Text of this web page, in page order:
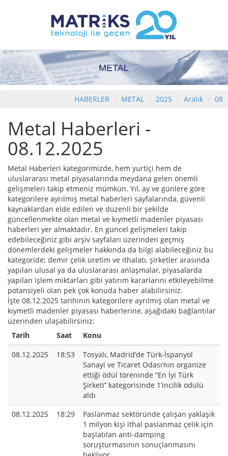
HABERLER METAL 2025 Aralık 08
Metal Haberleri -
08.12.2025
Metal Haberleri kategorimizde, hem yurtiçi hem de
uluslararası metal piyasalarında meydana gelen önemli
gelişmeleri takip etmeniz mümkün. Yıl, ay ve günlere göre
kategorilere ayrılmış metal haberleri sayfalarında, güvenli
kaynaklardan elde edilen ve düzenli bir şekilde
güncellenmekte olan metal ve kıymetli madenler piyasası
haberleri yer almaktadır. En güncel gelişmeleri takip
edebileceğiniz gibi arşiv sayfaları üzerinden geçmiş
dönemlerdeki gelişmeler hakkında da bilgi alabileceğiniz bu
kategoride; demir çelik üretim ve ithalatı, şirketler arasında
yapılan ulusal ya da uluslararası anlaşmalar, piyasalarda
yapılan işlem miktarları gibi yatırım kararlarını etkileyebilme
potansiyeli olan pek çok konuda haber alabilirsiniz.
İşte 08.12.2025 tarihinin kategorilere ayrılmış olan metal ve
kıymetli madenler piyasası haberlerine, aşağıdaki bağlantılar
üzerinden ulaşabilirsiniz:
Tarih
Saat
Konu
08.12.2025
18:53
Tosyalı, Madrid’de Türk-İspanyol
Sanayi ve Ticaret Odası’nın organize
ettiği ödül töreninde “En İyi Türk
Şirketi’’ kategorisinde 1’incilik ödülü
aldı
08.12.2025
18:29
Paslanmaz sektöründe çalışan yaklaşık
1 milyon kişi ithal paslanmaz çelik için
başlatılan anti-damping
soruşturmasının sonuçlanmasını